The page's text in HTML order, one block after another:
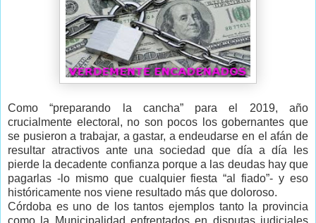
Como “preparando la cancha” para el 2019, año
crucialmente electoral, no son pocos los gobernantes que
se pusieron a trabajar, a gastar, a endeudarse en el afán de
resultar atractivos ante una sociedad que día a día les
pierde la decadente confianza porque a las deudas hay que
pagarlas -lo mismo que cualquier fiesta “al fiado”- y eso
históricamente nos viene resultado más que doloroso.
Córdoba es uno de los tantos ejemplos tanto la provincia
como la Municipalidad enfrentados en disputas judiciales